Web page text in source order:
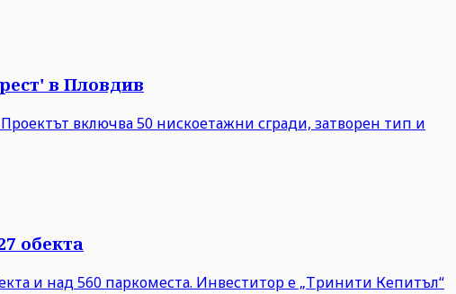
в Пловдив
включва 50 нискоетажни сгради, затворен тип и
обекта
и над 560 паркоместа. Инвеститор е „Тринити Кепитъл“